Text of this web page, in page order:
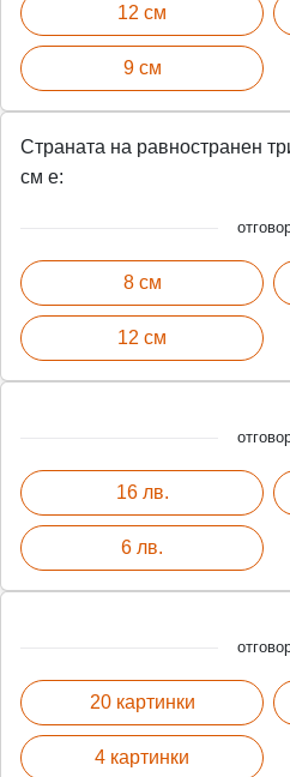
12 см
9 см
Страната на равностранен
см е:
8 см
12 см
16 лв.
6 лв.
20 картинки
4 картинки